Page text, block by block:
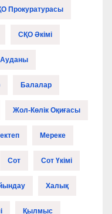
Прокуратурасы
СҚО Әкімі
Ауданы
Балалар
Жол-Көлік Оқиғасы
Мереке
Сот Сот Үкімі
Халық
Қылмыс